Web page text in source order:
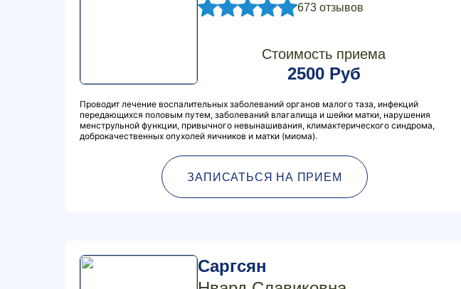
673 отзывов
Стоимость приема
2500 Руб
Проводит лечение воспалительных заболеваний органов малого таза, инфекций
передающихся половым путем, заболеваний влагалища и шейки матки, нарушения
менструльной функции, привычного невынашивания, климактерического синдрома,
доброкачественных опухолей яичников и матки (миома).
ЗАПИСАТЬСЯ НА ПРИЕМ
Саргсян